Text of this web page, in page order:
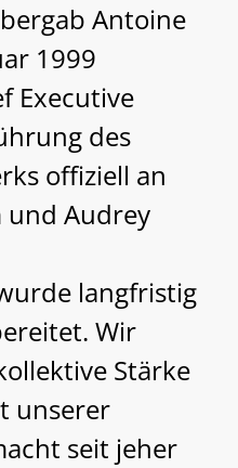
Antoine
1999
Executive
des
offiziell an
und Audrey
langfristig
Wir
Stärke
unserer
seit jeher